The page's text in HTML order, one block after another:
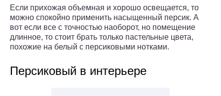
Если прихожая объемная и хорошо освещается, то
можно спокойно применить насыщенный персик. А
вот если все с точностью наоборот, но помещение
длинное, то стоит брать только пастельные цвета,
похожие на белый с персиковыми нотками.
Персиковый в интерьере